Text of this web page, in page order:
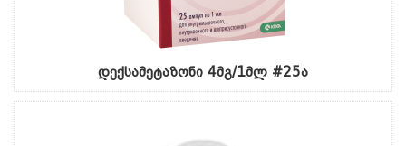
დექსამეტაზონი 4მგ/1მლ #25ა